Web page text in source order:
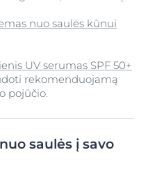
nuo saulės kūnui
UV serumas SPF 50+
rekomenduojamą
pojūčio.
saulės į savo